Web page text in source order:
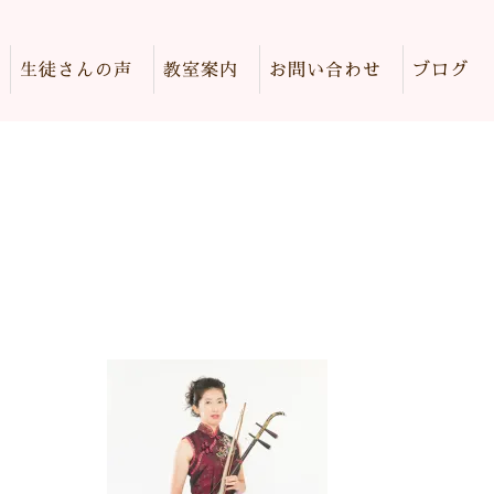
生徒さんの声 教室案内 お問い合わせ ブログ